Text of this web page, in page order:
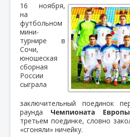
16 ноября,
на
футбольном
мини-
турнире в
Сочи,
юношеская
сборная
России
сыграла
заключительный поединок
раундаЧемпионата
третьем поединке, словно
«сгоняли» ничейку.